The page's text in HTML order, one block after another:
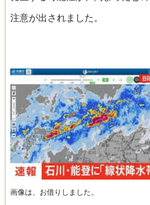
注意が出されました。
画像は、お借りしました。